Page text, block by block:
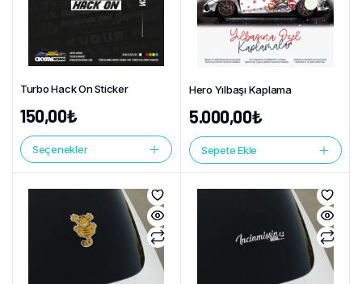
Turbo Hack On Sticker
150,00₺
Seçenekler
Hero Yılbaşı Kaplama
5.000,00₺
Sepete Ekle